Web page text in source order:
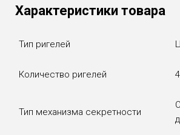
Характеристики товара
Тип ригелей
Количество ригелей 4
Тип механизма секретности